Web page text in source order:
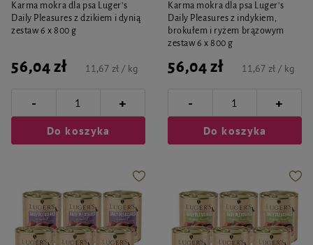
Karma mokra dla psa Luger's
Daily Pleasures z dzikiem i dynią
zestaw 6 x 800 g
56,04 zł 11,67 zł / kg
- +
Do koszyka
Karma mokra dla psa Luger's
Daily Pleasures z indykiem,
brokułem i ryżem brązowym
zestaw 6 x 800 g
56,04 zł 11,67 zł / kg
- +
Do koszyka